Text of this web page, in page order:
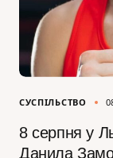
СУСПІЛЬСТВО
8 серпня у
Данила